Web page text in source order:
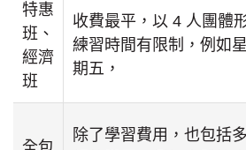
特惠
班、
經濟
班
收費最平，以 4 人團體
練習時間有限制，例如
期五，
除了學習費用，也包括